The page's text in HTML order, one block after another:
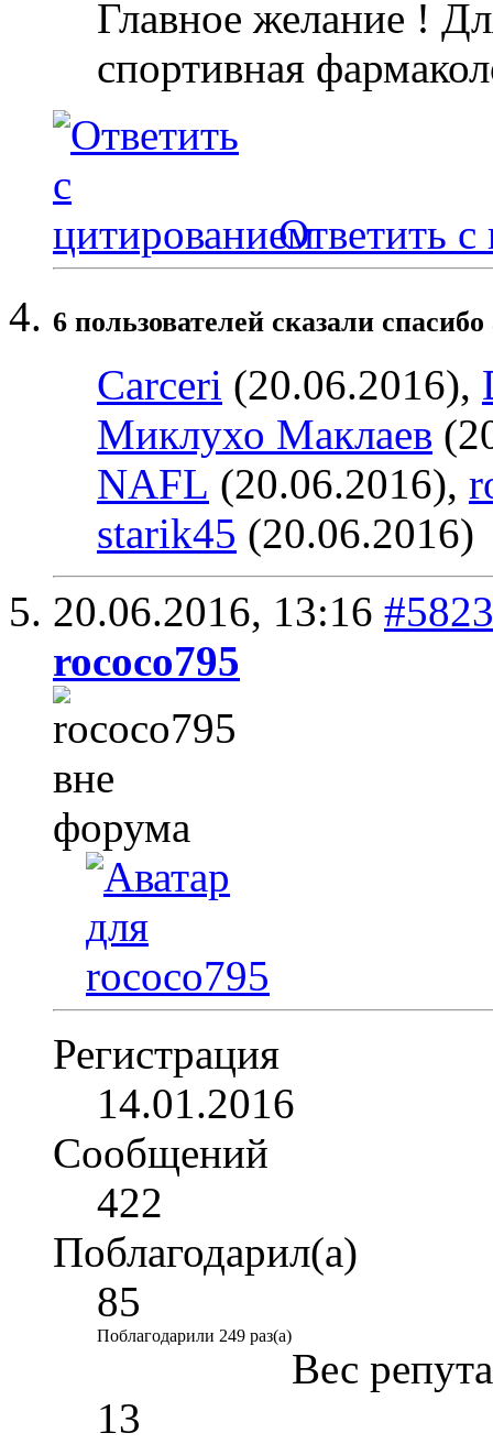
Главное желание !
спортивная
Ответить с
6 пользователей сказали
Carceri (20.06.2016),
Миклухо Маклаев
NAFL (20.06.2016),
starik45 (20.06.2016)
20.06.2016, 13:16 #5823
rococo795
Регистрация
14.01.2016
Сообщений
422
Поблагодарил(а)
85
Поблагодарили 249 раз(а)
Вес
13